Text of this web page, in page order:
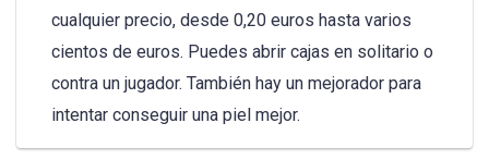
cualquier precio, desde 0,20 euros hasta varios
cientos de euros. Puedes abrir cajas en solitario o
contra un jugador. También hay un mejorador para
intentar conseguir una piel mejor.